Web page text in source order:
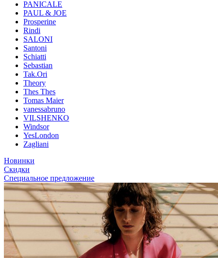
PANICALE
PAUL & JOE
Prosperine
Rindi
SALONI
Santoni
Schiatti
Sebastian
Tak.Ori
Theory
Thes Thes
Tomas Maier
vanessabruno
VILSHENKO
Windsor
YesLondon
Zagliani
Новинки
Скидки
Специальное предложение